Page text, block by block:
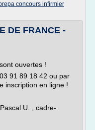
concours infirmier
DE FRANCE -
ouvertes !
91 89 18 42 ou par
inscription en ligne !
U. , cadre-